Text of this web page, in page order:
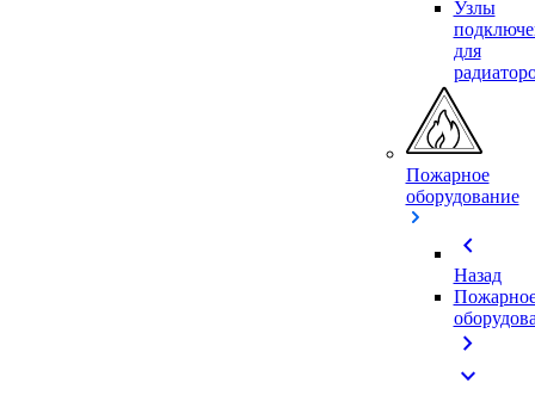
Узлы
для
Пожарное
оборудование
chevron_left
Назад
chevron_right
expand_more